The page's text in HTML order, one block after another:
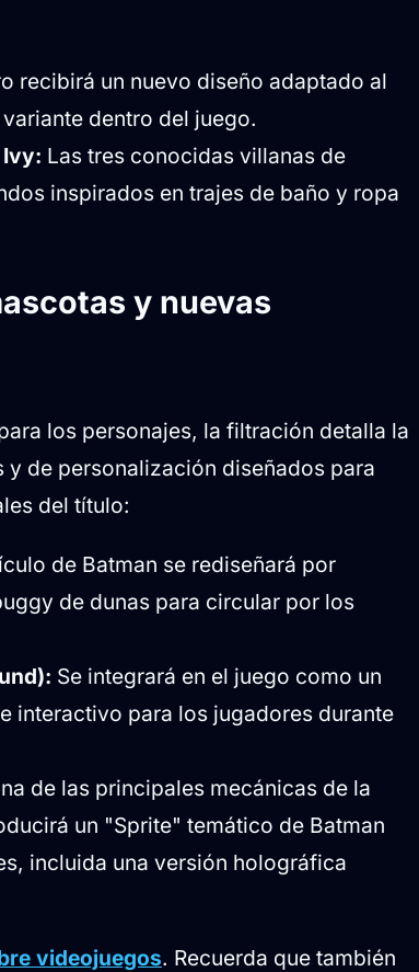
recibirá un nuevo diseño adaptado al
dentro del juego.
Las tres conocidas villanas de
inspirados en trajes de baño y ropa
y nuevas
los personajes, la filtración detalla la
de personalización diseñados para
del título:
de Batman se rediseñará por
de dunas para circular por los
Se integrará en el juego como un
interactivo para los jugadores durante
de las principales mecánicas de la
un "Sprite" temático de Batman
incluida una versión holográfica
videojuegos. Recuerda que también